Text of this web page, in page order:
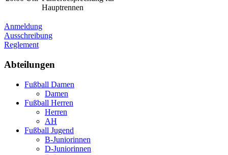
Hauptrennen
Anmeldung
Ausschreibung
Reglement
Abteilungen
Fußball Damen
Damen
Fußball Herren
Herren
AH
Fußball Jugend
B-Juniorinnen
D-Juniorinnen